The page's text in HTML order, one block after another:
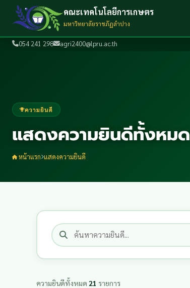
054 241 298 agri2400@lpru.ac.th
คณะเทคโนโลยีการเกษตร
มหาวิทยาลัยราชภัฏลำปาง
ความยินดี
แสดงความยินดีทั้งหมด
หน้าแรก แสดงความยินดี
ความยินดีทั้งหมด 21 รายการ